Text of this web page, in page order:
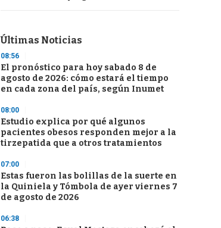
Últimas Noticias
08:56
El pronóstico para hoy sabado 8 de
agosto de 2026: cómo estará el tiempo
en cada zona del país, según Inumet
08:00
Estudio explica por qué algunos
pacientes obesos responden mejor a la
tirzepatida que a otros tratamientos
07:00
Estas fueron las bolillas de la suerte en
la Quiniela y Tómbola de ayer viernes 7
de agosto de 2026
06:38